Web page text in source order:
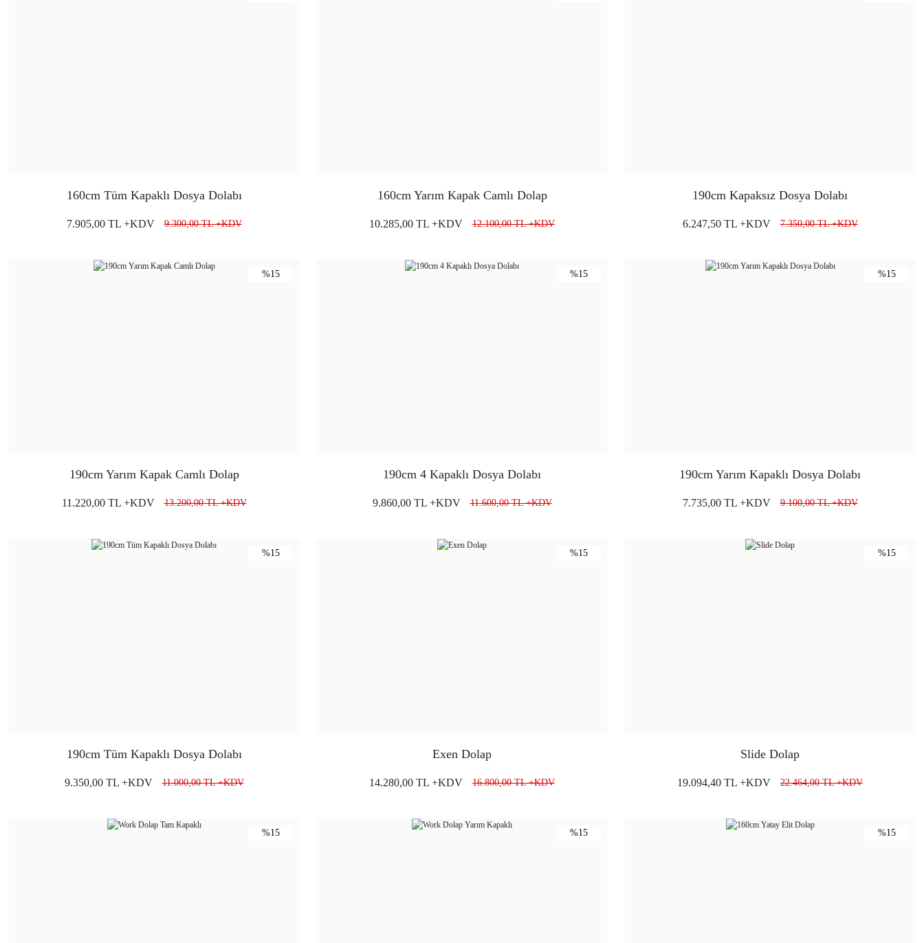
160cm Tüm Kapaklı Dosya Dolabı
7.905,00 TL +KDV 9.300,00 TL +KDV
160cm Yarım Kapak Camlı Dolap
10.285,00 TL +KDV 12.100,00 TL +KDV
190cm Kapaksız Dosya Dolabı
6.247,50 TL +KDV 7.350,00 TL +KDV
%15
190cm Yarım Kapak Camlı Dolap
11.220,00 TL +KDV 13.200,00 TL +KDV
%15
190cm 4 Kapaklı Dosya Dolabı
9.860,00 TL +KDV 11.600,00 TL +KDV
%15
190cm Yarım Kapaklı Dosya Dolabı
7.735,00 TL +KDV 9.100,00 TL +KDV
%15
190cm Tüm Kapaklı Dosya Dolabı
9.350,00 TL +KDV 11.000,00 TL +KDV
%15
Exen Dolap
14.280,00 TL +KDV 16.800,00 TL +KDV
%15
Slide Dolap
19.094,40 TL +KDV 22.464,00 TL +KDV
%15 %15 %15